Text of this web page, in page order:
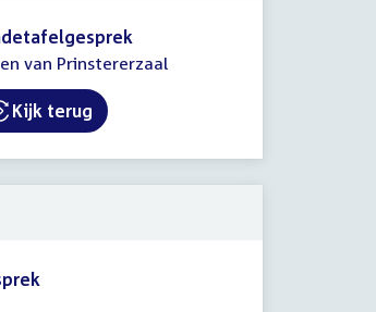
van Prinstererzaal
External link:
Kijk terug